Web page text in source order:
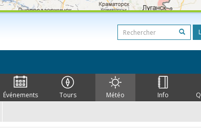
Événements Tours Météo Info